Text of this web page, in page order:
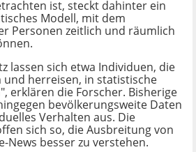
ist, steckt dahinter ein
Modell, mit dem
Personen zeitlich und räumlich
lassen sich etwa Individuen, die
und herreisen, in statistische
erklären die Forscher. Bisherige
bevölkerungsweite Daten
Verhalten aus. Die
sich so, die Ausbreitung von
News besser zu verstehen.